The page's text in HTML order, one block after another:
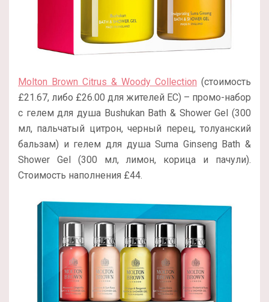
Molton Brown Citrus & Woody Collection (стоимость
£21.67, либо £26.00 для жителей ЕС) – промо-набор
с гелем для душа Bushukan Bath & Shower Gel (300
мл, пальчатый цитрон, черный перец, толуанский
бальзам) и гелем для душа Suma Ginseng Bath &
Shower Gel (300 мл, лимон, корица и пачули).
Стоимость наполнения £44.